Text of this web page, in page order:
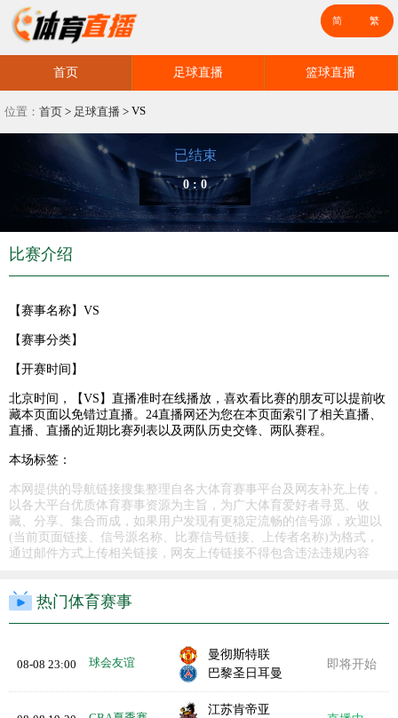
首页 足球直播 篮球直播
位置： 首页 > 足球直播 > VS
已结束
0 : 0
比赛介绍
【赛事名称】 VS
【赛事分类】
【开赛时间】
北京时间，【VS】直播准时在线播放，喜欢看比赛的朋友可以提前收
藏本页面以免错过直播。24直播网还为您在本页面索引了相关直播、
直播、直播的近期比赛列表以及两队历史交锋、两队赛程。
本场标签：
本网提供的导航链接搜集整理自各大体育赛事平台及网友补充上传，
以各大平台优质体育赛事资源为主旨，为广大体育爱好者寻觅、收
藏、分享、集合而成，如果用户发现有更稳定流畅的信号源，欢迎以
(当前页面链接、信号源名称、比赛信号链接、上传者名称)为格式，
通过邮件方式上传相关链接，网友上传链接不得包含违法违规内容
热门体育赛事
08-08 23:00 球会友谊
曼彻斯特联
巴黎圣日耳曼
即将开始
江苏肯帝亚